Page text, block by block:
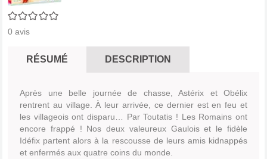
0/5
0 avis
RÉSUMÉ DESCRIPTION
Après une belle journée de chasse, Astérix et Obélix
rentrent au village. À leur arrivée, ce dernier est en feu et
les villageois ont disparu… Par Toutatis ! Les Romains ont
encore frappé ! Nos deux valeureux Gaulois et le fidèle
Idéfix partent alors à la rescousse de leurs amis kidnappés
et enfermés aux quatre coins du monde.